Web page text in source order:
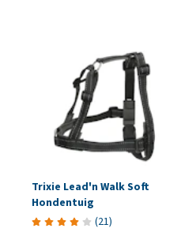
Trixie Lead'n Walk Soft
Hondentuig
(21)